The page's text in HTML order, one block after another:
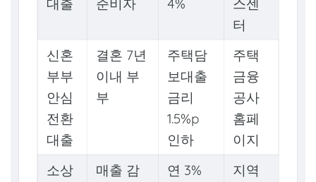
대출
준비자
4%
스센
터
신혼
부부
안심
전환
대출
결혼 7년
이내 부
부
주택담
보대출
금리
1.5%p
인하
주택
금융
공사
홈페
이지
소상
매출 감
연 3%
지역